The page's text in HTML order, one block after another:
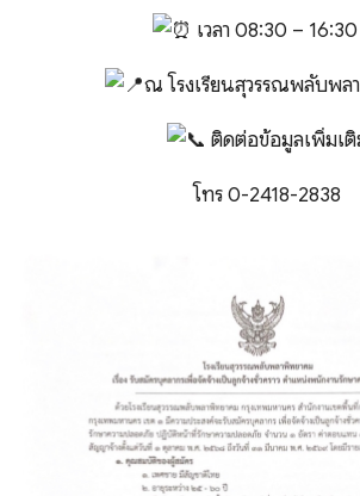
เวลา 08:30 –
ณ โรงเรียนสุวรรณพลับพล
ติดต่อข้อมูลเพิ่มเ
โทร 0-2418-2838